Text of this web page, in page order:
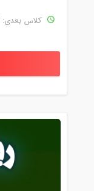
کلاس بعدی: